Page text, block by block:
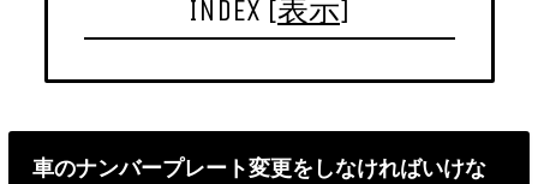
INDEX [表示]
車のナンバープレート変更をしなければいけな